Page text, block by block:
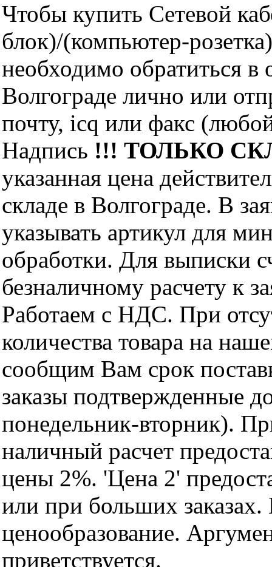
Чтобы купить Сетевой
блок)/(компьютер-
необходимо
Волгограде лично или
почту, icq или факс
Надпись !!! ТОЛЬКО
указанная цена
складе в Волгограде. В
указывать артикул для
обработки. Для выписки
безналичному расчету к
Работаем с НДС. При
количества товара на
сообщим Вам срок
заказы подтвержденные
понедельник-вторник).
наличный расчет
цены 2%. 'Цена 2'
или при больших
ценообразование.
приветствуется.